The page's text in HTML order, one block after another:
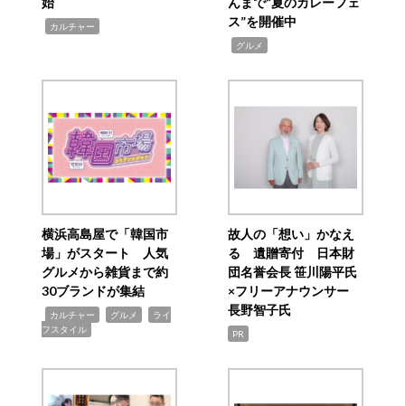
カルチャー
ス”を開催中
グルメ
横浜高島屋で「韓国市
場」がスタート 人気
グルメから雑貨まで約
30ブランドが集結
カルチャー グルメ
ライ
フスタイル
故人の「想い」かなえ
る 遺贈寄付 日本財
団名誉会長 笹川陽平氏
×フリーアナウンサー
長野智子氏
PR